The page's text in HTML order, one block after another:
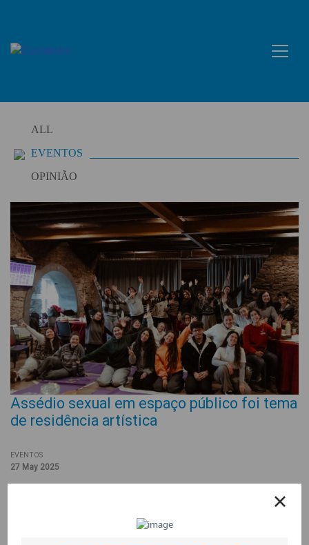
content
ALL
EVENTOS
OPINIÃO
Assédio sexual em espaço público foi tema
de residência artística
EVENTOS
27 May 2025
encontrarem em plena Serra da Estrela para preparar uma